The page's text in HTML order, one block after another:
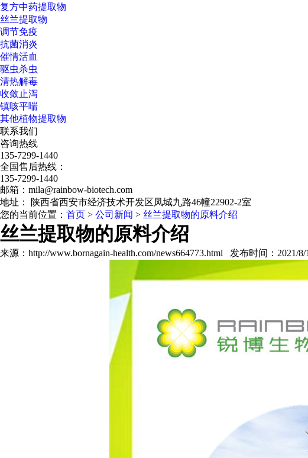
复方中药提取物
丝兰提取物
调节免疫
抗菌消炎
催情活血
驱虫杀虫
清热解毒
收敛止泻
镇咳平喘
其他植物提取物
联系我们
咨询热线
135-7299-1440
全国售后热线：
135-7299-1440
邮箱：mila@rainbow-biotech.com
地址： 陕西省西安市经济技术开发区凤城九路46幢22902-2室
您的当前位置： 首页 > 公司新闻 > 丝兰提取物的原料介绍
丝兰提取物的原料介绍
来源：http://www.bornagain-health.com/news664773.html 发布时间：2021/8/